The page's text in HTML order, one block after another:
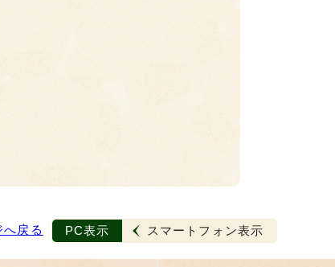
へ戻る PC表示 スマートフォン表示